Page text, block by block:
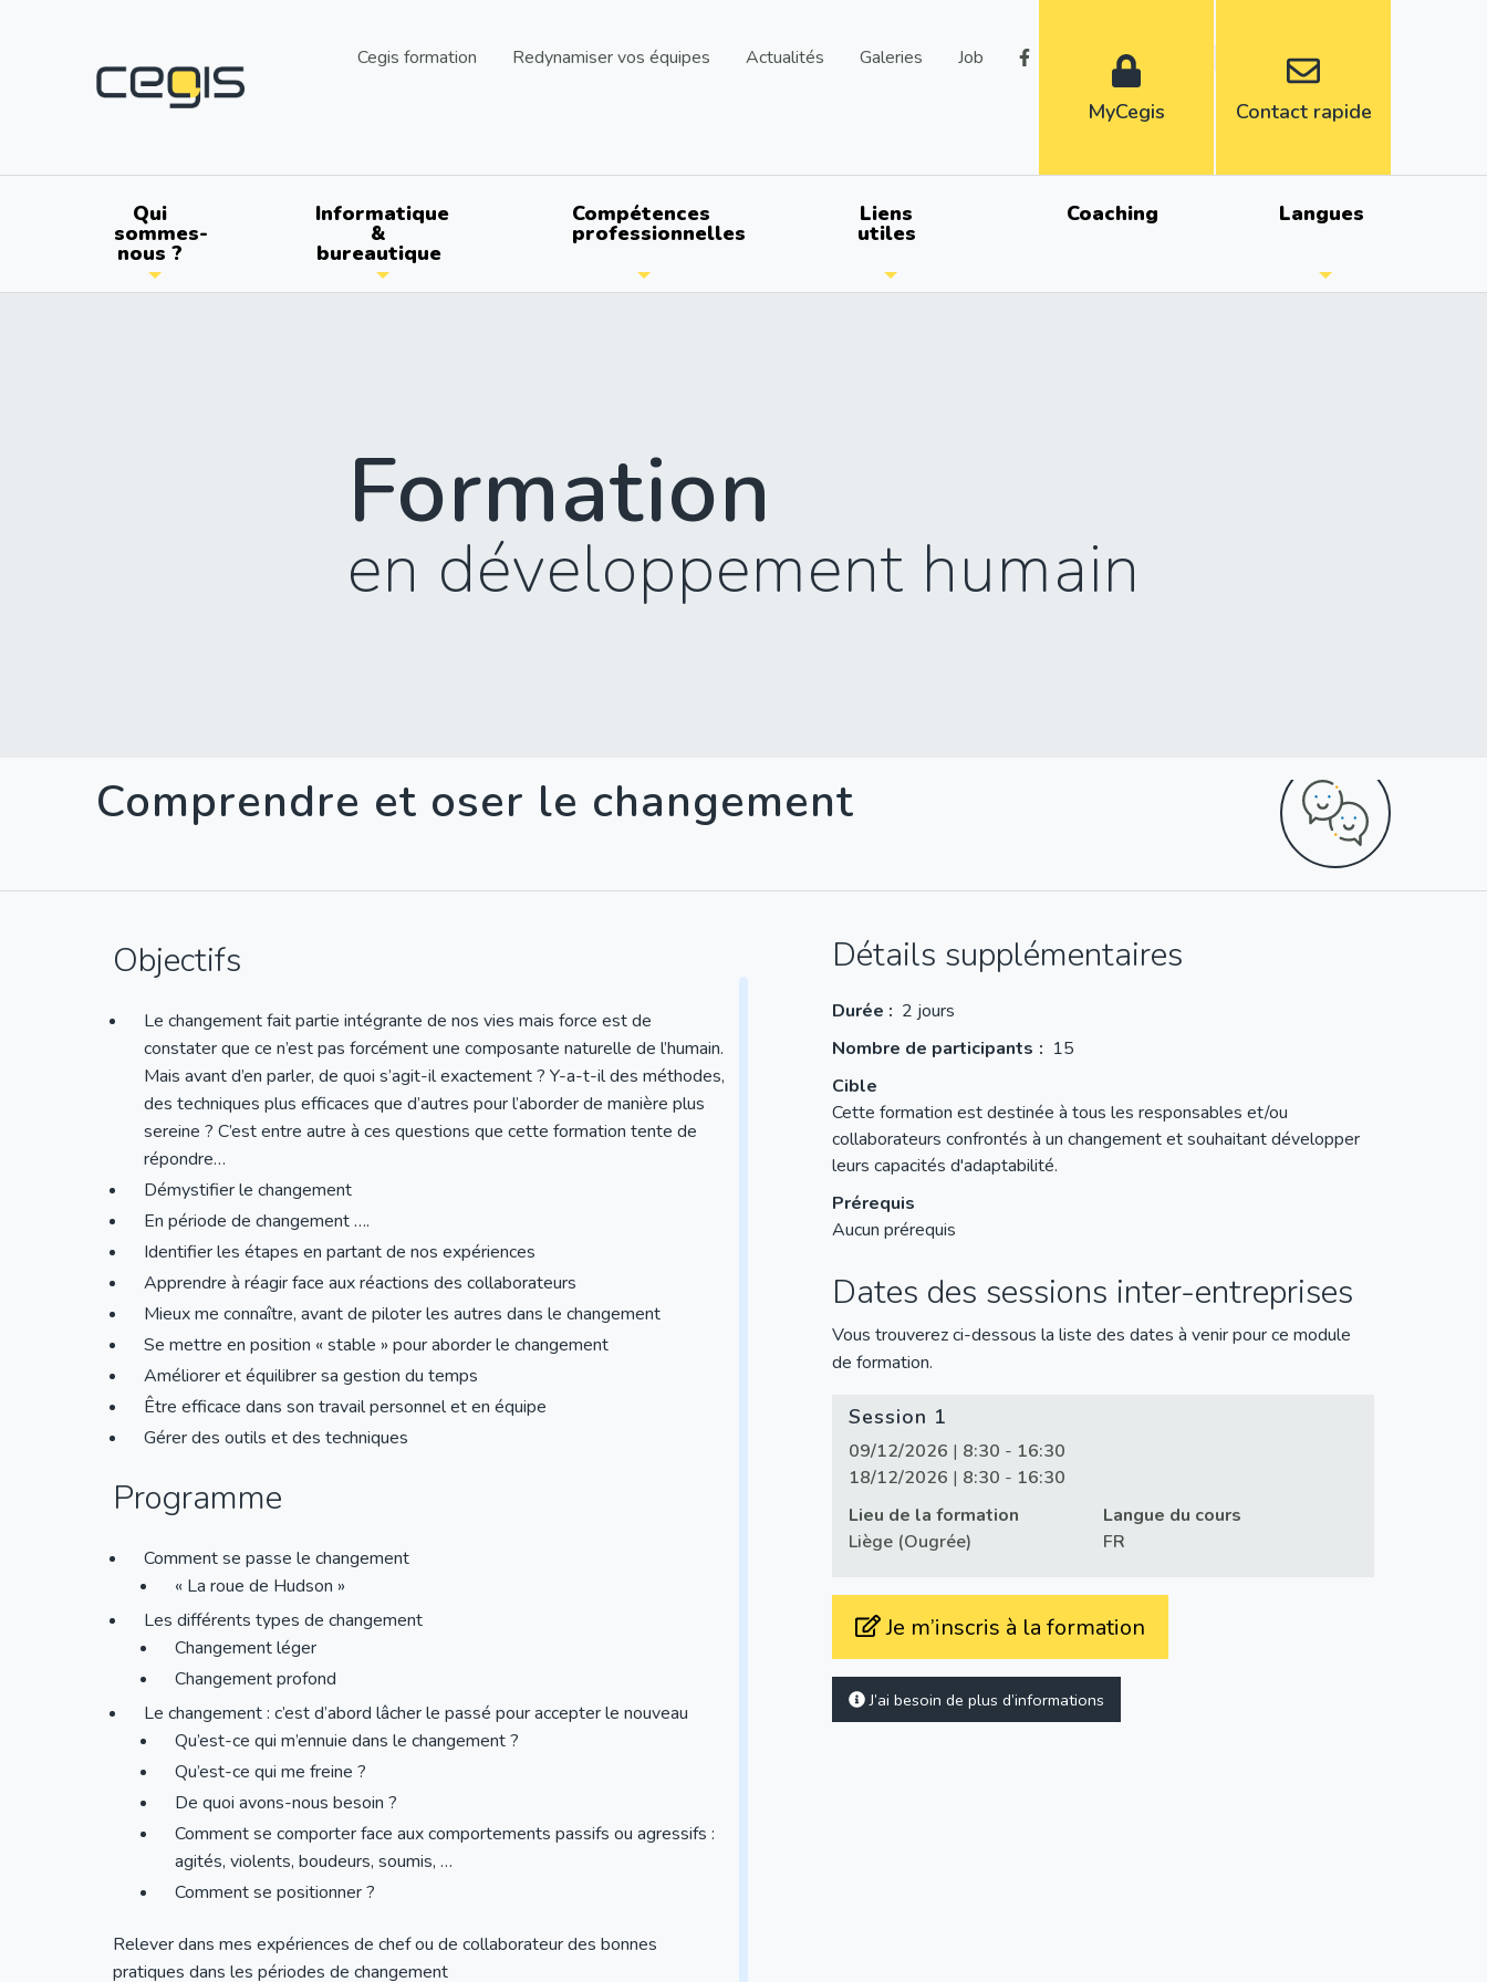
utils
Cegis formation Redynamiser vos équipes Actualités Galeries Job
Main
navigation
Qui
sommes-
nous ?
Informatique
&
bureautique
Compétences
professionnelles
Liens
utiles
Coaching Langues
MyCegis Contact rapide
Formation
en développement humain
Comprendre et oser le changement
Objectifs
Le changement fait partie intégrante de nos vies mais force est de
constater que ce n’est pas forcément une composante naturelle de l’humain.
Mais avant d’en parler, de quoi s’agit-il exactement ? Y-a-t-il des méthodes,
des techniques plus efficaces que d’autres pour l’aborder de manière plus
sereine ? C’est entre autre à ces questions que cette formation tente de
répondre…
Démystifier le changement
En période de changement ….
Identifier les étapes en partant de nos expériences
Apprendre à réagir face aux réactions des collaborateurs
Mieux me connaître, avant de piloter les autres dans le changement
Se mettre en position « stable » pour aborder le changement
Améliorer et équilibrer sa gestion du temps
Être efficace dans son travail personnel et en équipe
Gérer des outils et des techniques
Programme
Comment se passe le changement
« La roue de Hudson »
Les différents types de changement
Changement léger
Changement profond
Le changement : c’est d’abord lâcher le passé pour accepter le nouveau
Qu’est-ce qui m’ennuie dans le changement ?
Qu’est-ce qui me freine ?
De quoi avons-nous besoin ?
Comment se comporter face aux comportements passifs ou agressifs :
agités, violents, boudeurs, soumis, …
Comment se positionner ?
Relever dans mes expériences de chef ou de collaborateur des bonnes
pratiques dans les périodes de changement
Détails supplémentaires
Durée : 2 jours
Nombre de participants
15
Cible
Cette formation est destinée à tous les responsables et/ou
collaborateurs confrontés à un changement et souhaitant développer
leurs capacités d'adaptabilité.
Prérequis
Aucun prérequis
Dates des sessions inter-entreprises
Vous trouverez ci-dessous la liste des dates à venir pour ce module
de formation.
Session 1
09/12/2026 | 8:30 - 16:30
18/12/2026 | 8:30 - 16:30
Lieu de la formation
Liège (Ougrée)
Langue du cours
FR
Je m’inscris à la formation
J’ai besoin de plus d’informations